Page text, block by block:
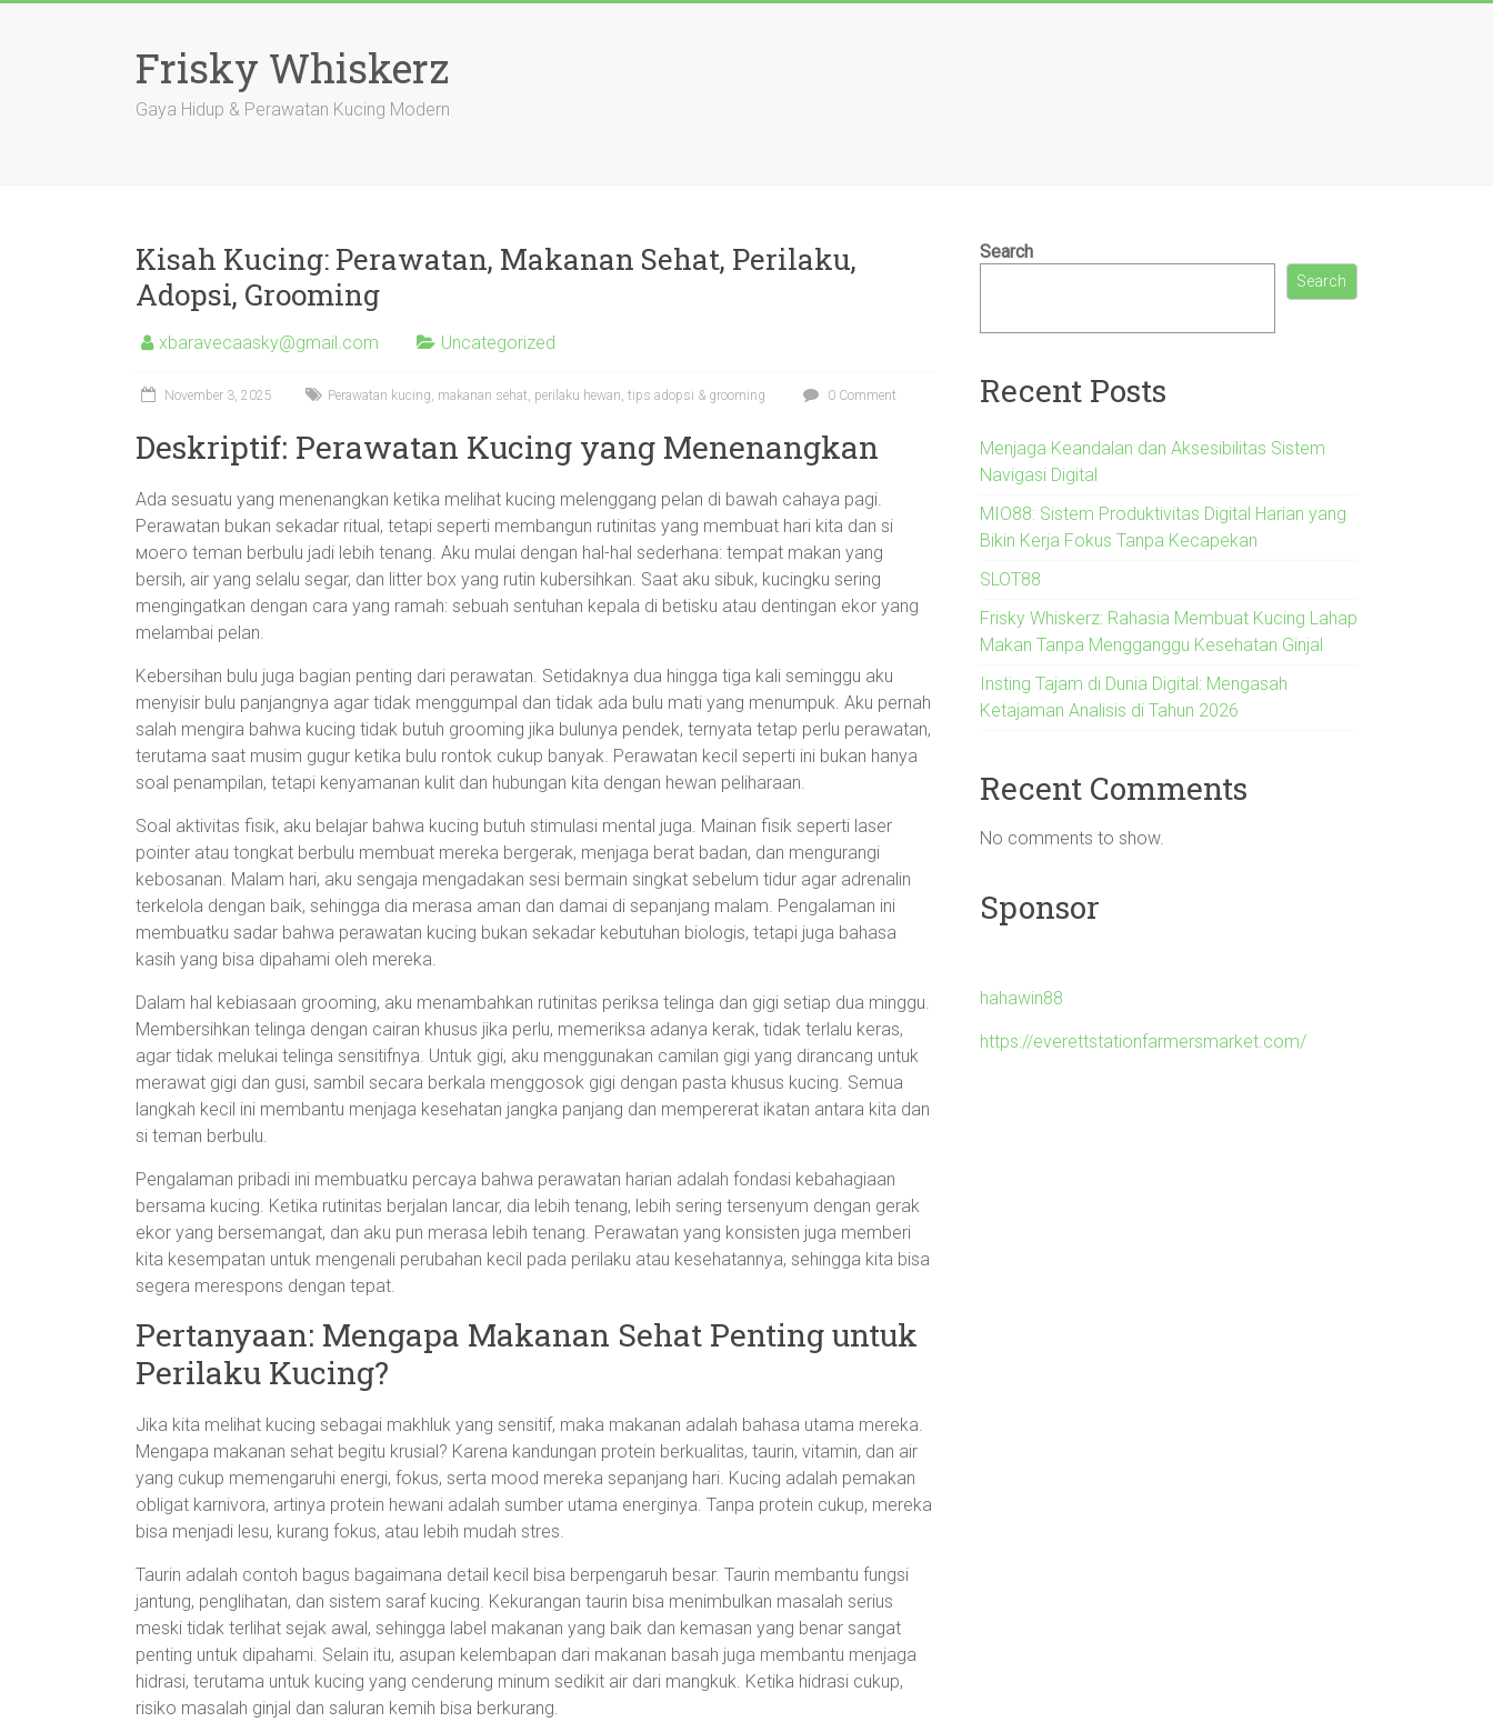
Frisky Whiskerz
Gaya Hidup & Perawatan Kucing Modern
Kisah Kucing: Perawatan, Makanan Sehat, Perilaku,
Adopsi, Grooming
xbaravecaasky@gmail.com Uncategorized
November 3, 2025 Perawatan kucing, makanan sehat, perilaku hewan, tips adopsi & grooming 0 Comment
Deskriptif: Perawatan Kucing yang Menenangkan
Ada sesuatu yang menenangkan ketika melihat kucing melenggang pelan di bawah cahaya pagi.
Perawatan bukan sekadar ritual, tetapi seperti membangun rutinitas yang membuat hari kita dan si
моего teman berbulu jadi lebih tenang. Aku mulai dengan hal-hal sederhana: tempat makan yang
bersih, air yang selalu segar, dan litter box yang rutin kubersihkan. Saat aku sibuk, kucingku sering
mengingatkan dengan cara yang ramah: sebuah sentuhan kepala di betisku atau dentingan ekor yang
melambai pelan.
Kebersihan bulu juga bagian penting dari perawatan. Setidaknya dua hingga tiga kali seminggu aku
menyisir bulu panjangnya agar tidak menggumpal dan tidak ada bulu mati yang menumpuk. Aku pernah
salah mengira bahwa kucing tidak butuh grooming jika bulunya pendek, ternyata tetap perlu perawatan,
terutama saat musim gugur ketika bulu rontok cukup banyak. Perawatan kecil seperti ini bukan hanya
soal penampilan, tetapi kenyamanan kulit dan hubungan kita dengan hewan peliharaan.
Soal aktivitas fisik, aku belajar bahwa kucing butuh stimulasi mental juga. Mainan fisik seperti laser
pointer atau tongkat berbulu membuat mereka bergerak, menjaga berat badan, dan mengurangi
kebosanan. Malam hari, aku sengaja mengadakan sesi bermain singkat sebelum tidur agar adrenalin
terkelola dengan baik, sehingga dia merasa aman dan damai di sepanjang malam. Pengalaman ini
membuatku sadar bahwa perawatan kucing bukan sekadar kebutuhan biologis, tetapi juga bahasa
kasih yang bisa dipahami oleh mereka.
Dalam hal kebiasaan grooming, aku menambahkan rutinitas periksa telinga dan gigi setiap dua minggu.
Membersihkan telinga dengan cairan khusus jika perlu, memeriksa adanya kerak, tidak terlalu keras,
agar tidak melukai telinga sensitifnya. Untuk gigi, aku menggunakan camilan gigi yang dirancang untuk
merawat gigi dan gusi, sambil secara berkala menggosok gigi dengan pasta khusus kucing. Semua
langkah kecil ini membantu menjaga kesehatan jangka panjang dan mempererat ikatan antara kita dan
si teman berbulu.
Pengalaman pribadi ini membuatku percaya bahwa perawatan harian adalah fondasi kebahagiaan
bersama kucing. Ketika rutinitas berjalan lancar, dia lebih tenang, lebih sering tersenyum dengan gerak
ekor yang bersemangat, dan aku pun merasa lebih tenang. Perawatan yang konsisten juga memberi
kita kesempatan untuk mengenali perubahan kecil pada perilaku atau kesehatannya, sehingga kita bisa
segera merespons dengan tepat.
Pertanyaan: Mengapa Makanan Sehat Penting untuk
Perilaku Kucing?
Jika kita melihat kucing sebagai makhluk yang sensitif, maka makanan adalah bahasa utama mereka.
Mengapa makanan sehat begitu krusial? Karena kandungan protein berkualitas, taurin, vitamin, dan air
yang cukup memengaruhi energi, fokus, serta mood mereka sepanjang hari. Kucing adalah pemakan
obligat karnivora, artinya protein hewani adalah sumber utama energinya. Tanpa protein cukup, mereka
bisa menjadi lesu, kurang fokus, atau lebih mudah stres.
Taurin adalah contoh bagus bagaimana detail kecil bisa berpengaruh besar. Taurin membantu fungsi
jantung, penglihatan, dan sistem saraf kucing. Kekurangan taurin bisa menimbulkan masalah serius
meski tidak terlihat sejak awal, sehingga label makanan yang baik dan kemasan yang benar sangat
penting untuk dipahami. Selain itu, asupan kelembapan dari makanan basah juga membantu menjaga
hidrasi, terutama untuk kucing yang cenderung minum sedikit air dari mangkuk. Ketika hidrasi cukup,
risiko masalah ginjal dan saluran kemih bisa berkurang.
Search
Search
Recent Posts
Menjaga Keandalan dan Aksesibilitas Sistem
Navigasi Digital
MIO88: Sistem Produktivitas Digital Harian yang
Bikin Kerja Fokus Tanpa Kecapekan
SLOT88
Frisky Whiskerz: Rahasia Membuat Kucing Lahap
Makan Tanpa Mengganggu Kesehatan Ginjal
Insting Tajam di Dunia Digital: Mengasah
Ketajaman Analisis di Tahun 2026
Recent Comments
No comments to show.
Sponsor
hahawin88
https://everettstationfarmersmarket.com/